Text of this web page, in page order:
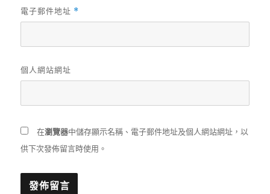
電子郵件地址 *
個人網站網址
在瀏覽器中儲存顯示名稱、電子郵件地址及個人網站網址，以
供下次發佈留言時使用。